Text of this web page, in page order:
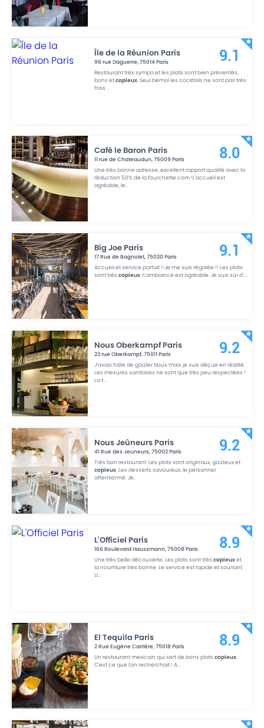
Île de la Réunion Paris
96 rue Daguerre,75014Paris
Restaurant très sympa et les plats sont bien présentés,
bons etcopieux. Seul bémol les cocktails ne sont pas très
frais...
9.1
Café le Baron Paris
11 rue de Chateaudun,75009 Paris
Une très bonne adresse, excellent rapport qualité avec la
réduction 50% de la fourchette.com !L'accueil est
agréable, le...
8.0
Big Joe Paris
17 Rue de Bagnolet,75020Paris
Accueil et service parfait !!Je me suis régalée !! Les plats
sont trèscopieux !L'ambiance est agréable. Je suis sûr d'...
9.1
Nous Oberkampf Paris
23 rue Oberkampf,75011Paris
J’avais hâte de goûter Nous mais je suis déçue en réalité.
Les mesures sanitaires ne sont que très peu respectées !
La t...
9.2
Nous Jeûneurs Paris
41 Rue des Jeuneurs,75002Paris
Très bon restaurant. Les plats sont originaux, goûteux et
copieux. Les desserts savoureux, le personnel
attentionné. Je...
9.2
L'Officiel Paris
166 Boulevard Haussmann,75008 Paris
Une très belle découverte. Les plats sont trèscopieuxet
la nourriture très bonne. Le service est rapide et souriant.
U...
8.9
El Tequila Paris
2 Rue Eugène Carrière,75018 Paris
Un restaurant mexicain qui sert de bons platscopieux..
C'est ce que l'on recherchait ! A...
8.9